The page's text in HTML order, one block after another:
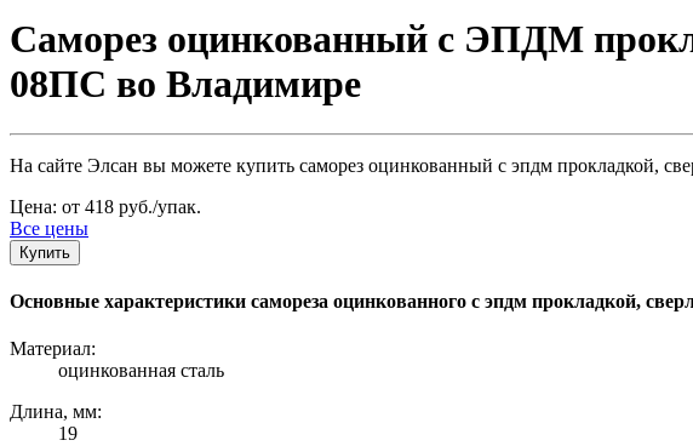
Саморез оцинкованный с ЭПДМ
08ПС во Владимире
На сайте Элсан вы можете купить саморез оцинкованный с эпдм прокладкой,
Цена: от 418 руб./упак.
Все цены
Купить
Основные характеристики самореза оцинкованного с эпдм прокладкой,
Материал:
оцинкованная сталь
Длина, мм:
19